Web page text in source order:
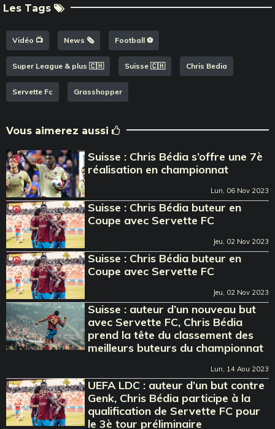
Les Tags
Vidéo 📺 News 🗞️ Football ⚽️
Super League & plus 🇨🇭 Suisse 🇨🇭 Chris Bedia
Servette Fc Grasshopper
Vous aimerez aussi
Suisse : Chris Bédia s’offre une 7è
réalisation en championnat
Lun, 06 Nov 2023
Suisse : Chris Bédia buteur en
Coupe avec Servette FC
Jeu, 02 Nov 2023
Suisse : Chris Bédia buteur en
Coupe avec Servette FC
Jeu, 02 Nov 2023
Suisse : auteur d’un nouveau but
avec Servette FC, Chris Bédia
prend la tête du classement des
meilleurs buteurs du championnat
Lun, 14 Aou 2023
UEFA LDC : auteur d’un but contre
Genk, Chris Bédia participe à la
qualification de Servette FC pour
le 3è tour préliminaire